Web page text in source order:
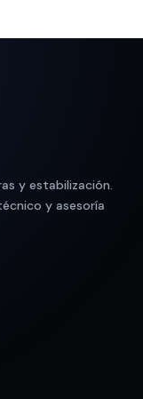
y estabilización.
y asesoría